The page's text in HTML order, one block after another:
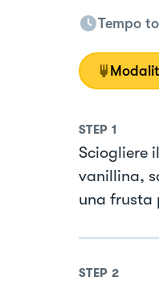
Tempo
STEP 1
Sciogliere
vanillina,
una frusta
STEP 2